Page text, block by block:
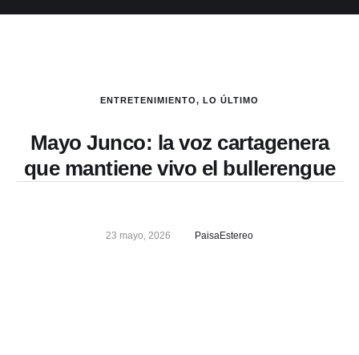
ENTRETENIMIENTO, LO ÚLTIMO
Mayo Junco: la voz cartagenera
que mantiene vivo el bullerengue
23 mayo, 2026 PaisaEstereo